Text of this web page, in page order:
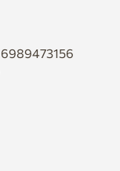
6989473156